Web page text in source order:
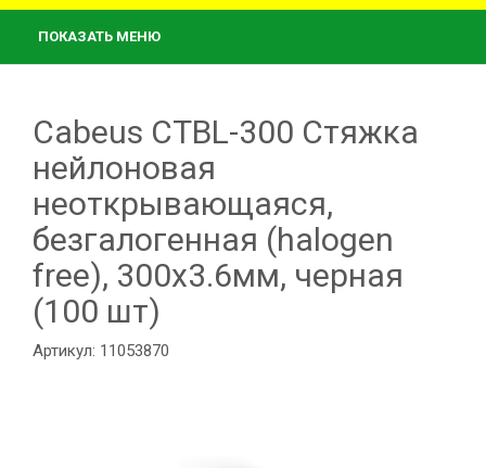
ПОКАЗАТЬ МЕНЮ
Cabeus CTBL-300 Стяжка
нейлоновая
неоткрывающаяся,
безгалогенная (halogen
free), 300x3.6мм, черная
(100 шт)
Артикул: 11053870